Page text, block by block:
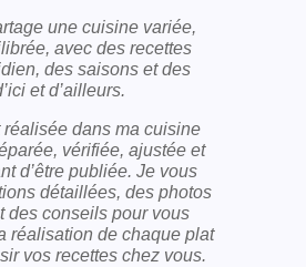
une cuisine variée,
avec des recettes
des saisons et des
et d’ailleurs.
dans ma cuisine
vérifiée, ajustée et
d’être publiée. Je vous
détaillées, des photos
des conseils pour vous
réalisation de chaque plat
vos recettes chez vous.